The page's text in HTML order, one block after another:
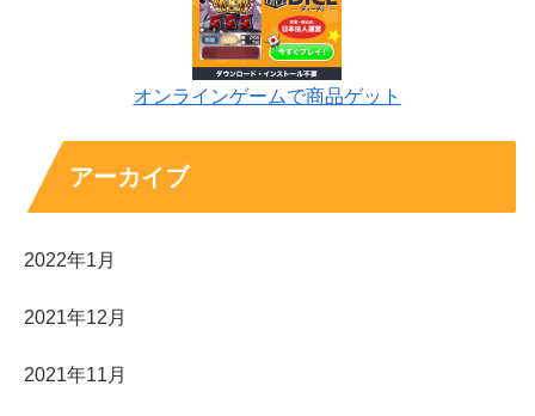
オンラインゲームで商品ゲット
アーカイブ
2022年1月
2021年12月
2021年11月